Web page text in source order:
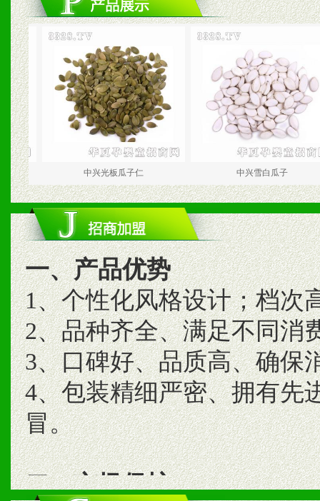
中兴光板瓜子仁 中兴雪白瓜子
一、产品优势
1、个性化风格设计；档次
2、品种齐全、满足不同消
3、口碑好、品质高、确保
4、包装精细严密、拥有先
冒。
二、市场保护